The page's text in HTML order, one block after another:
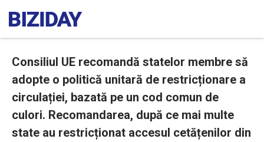
Consiliul UE recomandă statelor membre să
adopte o politică unitară de restricționare a
circulației, bazată pe un cod comun de
culori. Recomandarea, după ce mai multe
state au restricționat accesul cetățenilor din